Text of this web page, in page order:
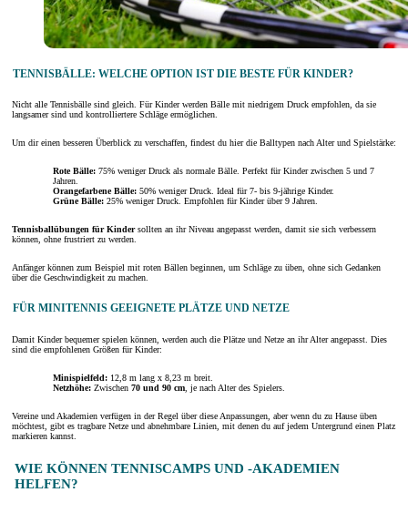
TENNISBÄLLE: WELCHE OPTION IST DIE BESTE FÜR KINDER?
Nicht alle Tennisbälle sind gleich. Für Kinder werden Bälle mit niedrigem Druck empfohlen, da sie
langsamer sind und kontrolliertere Schläge ermöglichen.
Um dir einen besseren Überblick zu verschaffen, findest du hier die Balltypen nach Alter und Spielstärke:
Rote Bälle: 75% weniger Druck als normale Bälle. Perfekt für Kinder zwischen 5 und 7
Jahren.
Orangefarbene Bälle: 50% weniger Druck. Ideal für 7- bis 9-jährige Kinder.
Grüne Bälle: 25% weniger Druck. Empfohlen für Kinder über 9 Jahren.
Tennisballübungen für Kindersollten an ihr Niveau angepasst werden, damit sie sich verbessern
können, ohne frustriert zu werden.
Anfänger können zum Beispiel mit roten Bällen beginnen, um Schläge zu üben, ohne sich Gedanken
über die Geschwindigkeit zu machen.
FÜR MINITENNIS GEEIGNETE PLÄTZE UND NETZE
Damit Kinder bequemer spielen können, werden auch die Plätze und Netze an ihr Alter angepasst. Dies
sind die empfohlenen Größen für Kinder:
Minispielfeld: 12,8 m lang x 8,23 m breit.
Netzhöhe: Zwischen 70 und 90 cm , je nach Alter des Spielers.
Vereine und Akademien verfügen in der Regel über diese Anpassungen, aber wenn du zu Hause üben
möchtest, gibt es tragbare Netze und abnehmbare Linien, mit denen du auf jedem Untergrund einen Platz
markieren kannst.
WIE KÖNNEN TENNISCAMPS UND -AKADEMIEN
HELFEN?